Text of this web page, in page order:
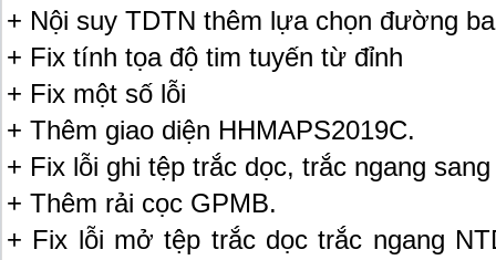
+ Nội suy TDTN thêm lựa chọn đường
+ Fix tính tọa độ tim tuyến từ đỉnh
+ Fix một số lỗi
+ Thêm giao diện HHMAPS2019C.
+ Fix lỗi ghi tệp trắc dọc, trắc ngang
+ Thêm rải cọc GPMB.
+ Fix lỗi mở tệp trắc dọc trắc ngang